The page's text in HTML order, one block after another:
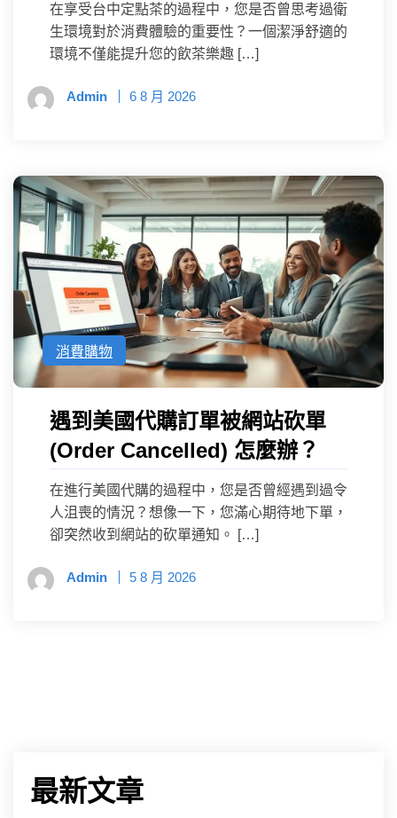
在享受台中定點茶的過程中，您是否曾思考過衛
生環境對於消費體驗的重要性？一個潔淨舒適的
環境不僅能提升您的飲茶樂趣 […]
Admin 6 8 月 2026
消費購物
遇到美國代購訂單被網站砍單
(Order Cancelled) 怎麼辦？
在進行美國代購的過程中，您是否曾經遇到過令
人沮喪的情況？想像一下，您滿心期待地下單，
卻突然收到網站的砍單通知。 […]
Admin 5 8 月 2026
最新文章